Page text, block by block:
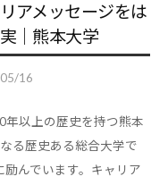
アメッセージをは
｜熊本大学
16
年以上の歴史を持つ熊本
る歴史ある総合大学で
んでいます。キャリア